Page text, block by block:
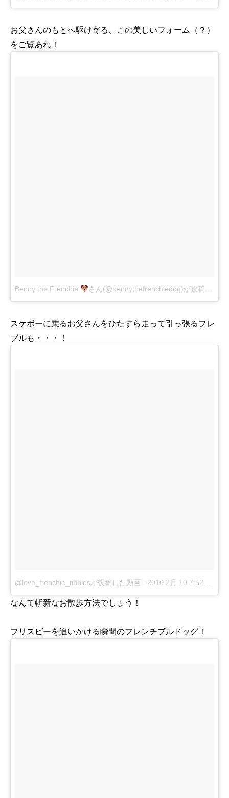
お父さんのもとへ駆け寄る、この美しいフォーム（？）
をご覧あれ！
Benny the Frenchie さん(@bennythefrenchiedog)が投稿した動画
スケボーに乗るお父さんをひたすら走って引っ張るフレ
ブルも・・・！
@love_frenchie_tibbiesが投稿した動画 - 2016 2月 10 7:52午前 PST
なんて斬新なお散歩方法でしょう！
フリスビーを追いかける瞬間のフレンチブルドッグ！